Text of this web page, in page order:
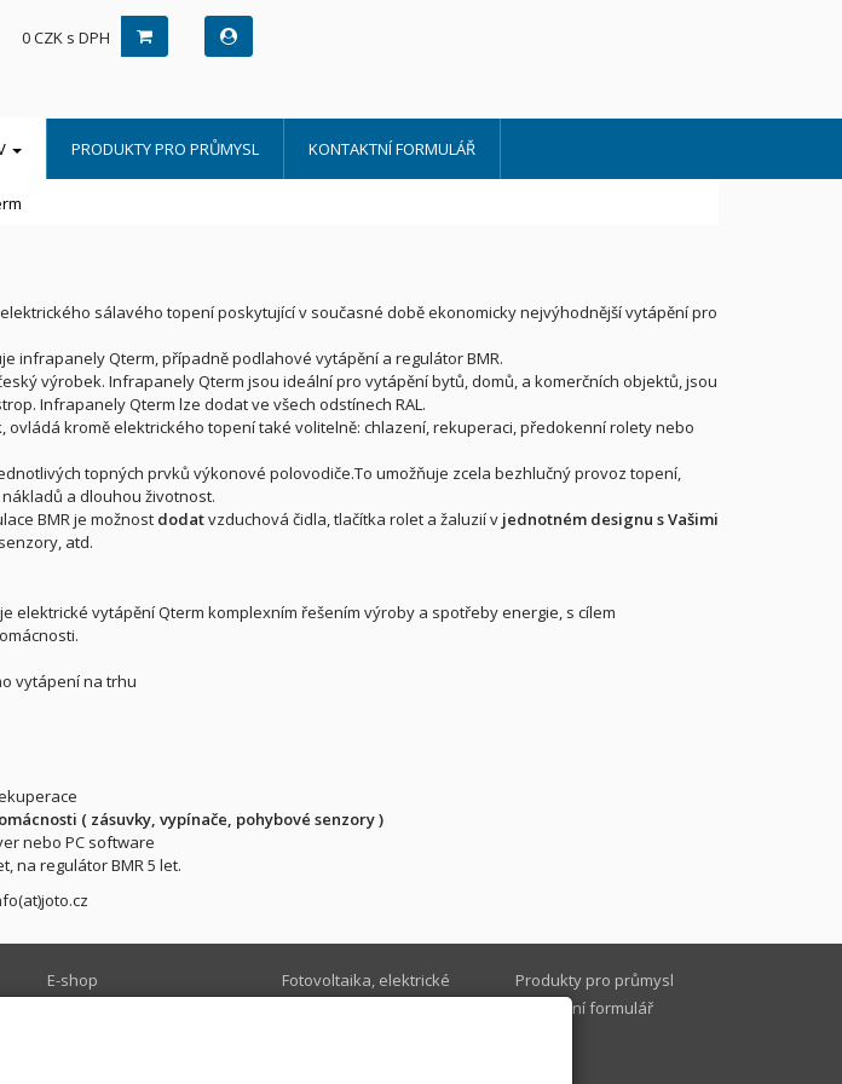
0 CZK s DPH
PRODUKTY PRO PRŮMYSL KONTAKTNÍ FORMULÁŘ
sálavého topení poskytující v současné době ekonomicky nejvýhodnější vytápění pro
infrapanely Qterm, případně podlahové vytápění a regulátor BMR.
výrobek. Infrapanely Qterm jsou ideální pro vytápění bytů, domů, a komerčních objektů, jsou
Infrapanely Qterm lze dodat ve všech odstínech RAL.
ovládá kromě elektrického topení také volitelně: chlazení, rekuperaci, předokenní rolety nebo
topných prvků výkonové polovodiče.To umožňuje zcela bezhlučný provoz topení,
a dlouhou životnost.
BMR je možnost dodatvzduchová čidla, tlačítka rolet a žaluzií v jednotném designu s Vašimi
atd.
elektrické vytápění Qterm komplexním řešením výroby a spotřeby energie, s cílem
vytápení na trhu
( zásuvky, vypínače, pohybové senzory )
nebo PC software
na regulátor BMR 5 let.
E-shop
Fotovoltaika, elektrické
Produkty pro průmysl
Kontaktní formulář